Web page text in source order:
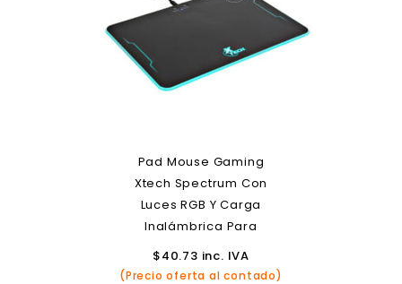
Pad Mouse Gaming
Xtech Spectrum Con
Luces RGB Y Carga
Inalámbrica Para
Smartphones
$40.73 inc. IVA
(Precio oferta al contado)